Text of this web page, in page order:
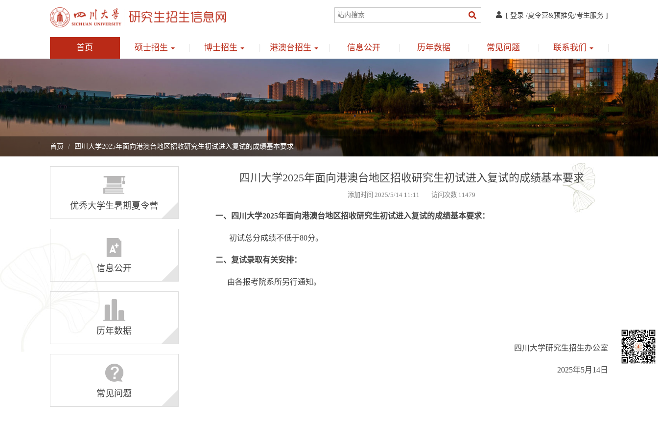
[ 登录 /夏令营&预推免/考生服务 ]
首页 硕士招生 博士招生 港澳台招生 信息公开 历年数据 常见问题 联系我们
首页 四川大学2025年面向港澳台地区招收研究生初试进入复试的成绩基本要求
优秀大学生暑期夏令营
信息公开
历年数据
常见问题
四川大学2025年面向港澳台地区招收研究生初试进入复试的成绩基本要求
添加时间 2025/5/14 11:11 访问次数 11479
一、四川大学2025年面向港澳台地区招收研究生初试进入复试的成绩基本要求：
初试总分成绩不低于80分。
二、复试录取有关安排：
由各报考院系所另行通知。
四川大学研究生招生办公室
2025年5月14日